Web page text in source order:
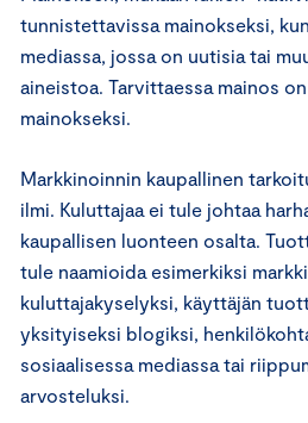
tunnistettavissa mainokseksi,
mediassa, jossa on uutisia tai
aineistoa. Tarvittaessa mainos
mainokseksi.
Markkinoinnin kaupallinen
ilmi. Kuluttajaa ei tule johtaa
kaupallisen luonteen osalta.
tule naamioida esimerkiksi
kuluttajakyselyksi, käyttäjän
yksityiseksi blogiksi,
sosiaalisessa mediassa tai
arvosteluksi.